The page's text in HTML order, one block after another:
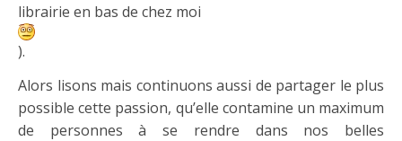
librairie en bas de chez moi
).
Alors lisons mais continuons aussi de partager le plus
possible cette passion, qu’elle contamine un maximum
de personnes à se rendre dans nos belles